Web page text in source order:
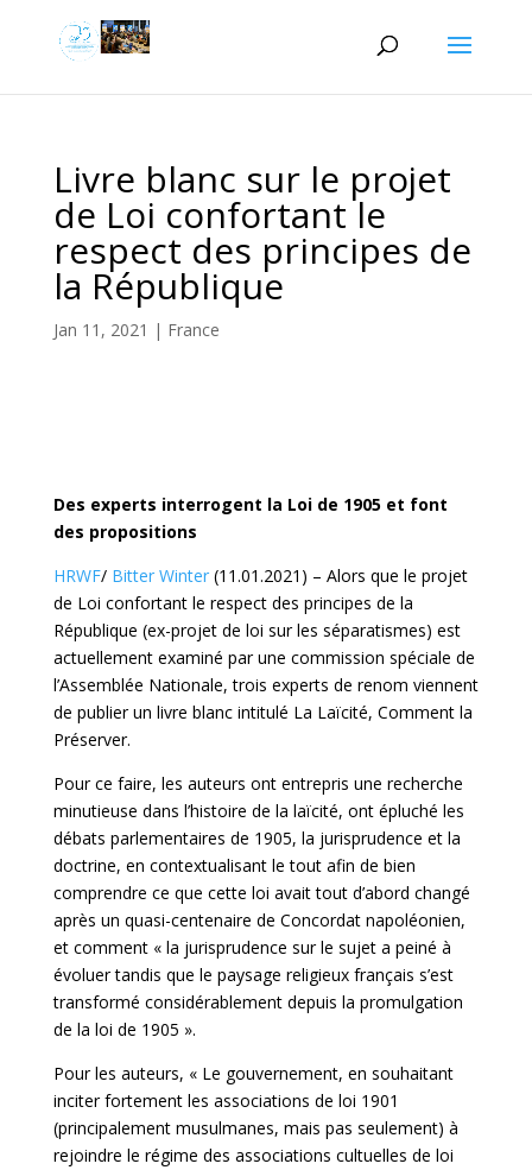
Livre blanc sur le projet
de Loi confortant le
respect des principes de
la République
Jan 11, 2021 | France
Des experts interrogent la Loi de 1905 et font
des propositions
HRWF/ Bitter Winter(11.01.2021) – Alors que le projet
de Loi confortant le respect des principes de la
République (ex-projet de loi sur les séparatismes) est
actuellement examiné par une commission spéciale de
l’Assemblée Nationale, trois experts de renom viennent
de publier un livre blanc intitulé La Laïcité, Comment la
Préserver.
Pour ce faire, les auteurs ont entrepris une recherche
minutieuse dans l’histoire de la laïcité, ont épluché les
débats parlementaires de 1905, la jurisprudence et la
doctrine, en contextualisant le tout afin de bien
comprendre ce que cette loi avait tout d’abord changé
après un quasi-centenaire de Concordat napoléonien,
et comment « la jurisprudence sur le sujet a peiné à
évoluer tandis que le paysage religieux français s’est
transformé considérablement depuis la promulgation
de la loi de 1905 ».
Pour les auteurs, « Le gouvernement, en souhaitant
inciter fortement les associations de loi 1901
(principalement musulmanes, mais pas seulement) à
rejoindre le régime des associations cultuelles de loi